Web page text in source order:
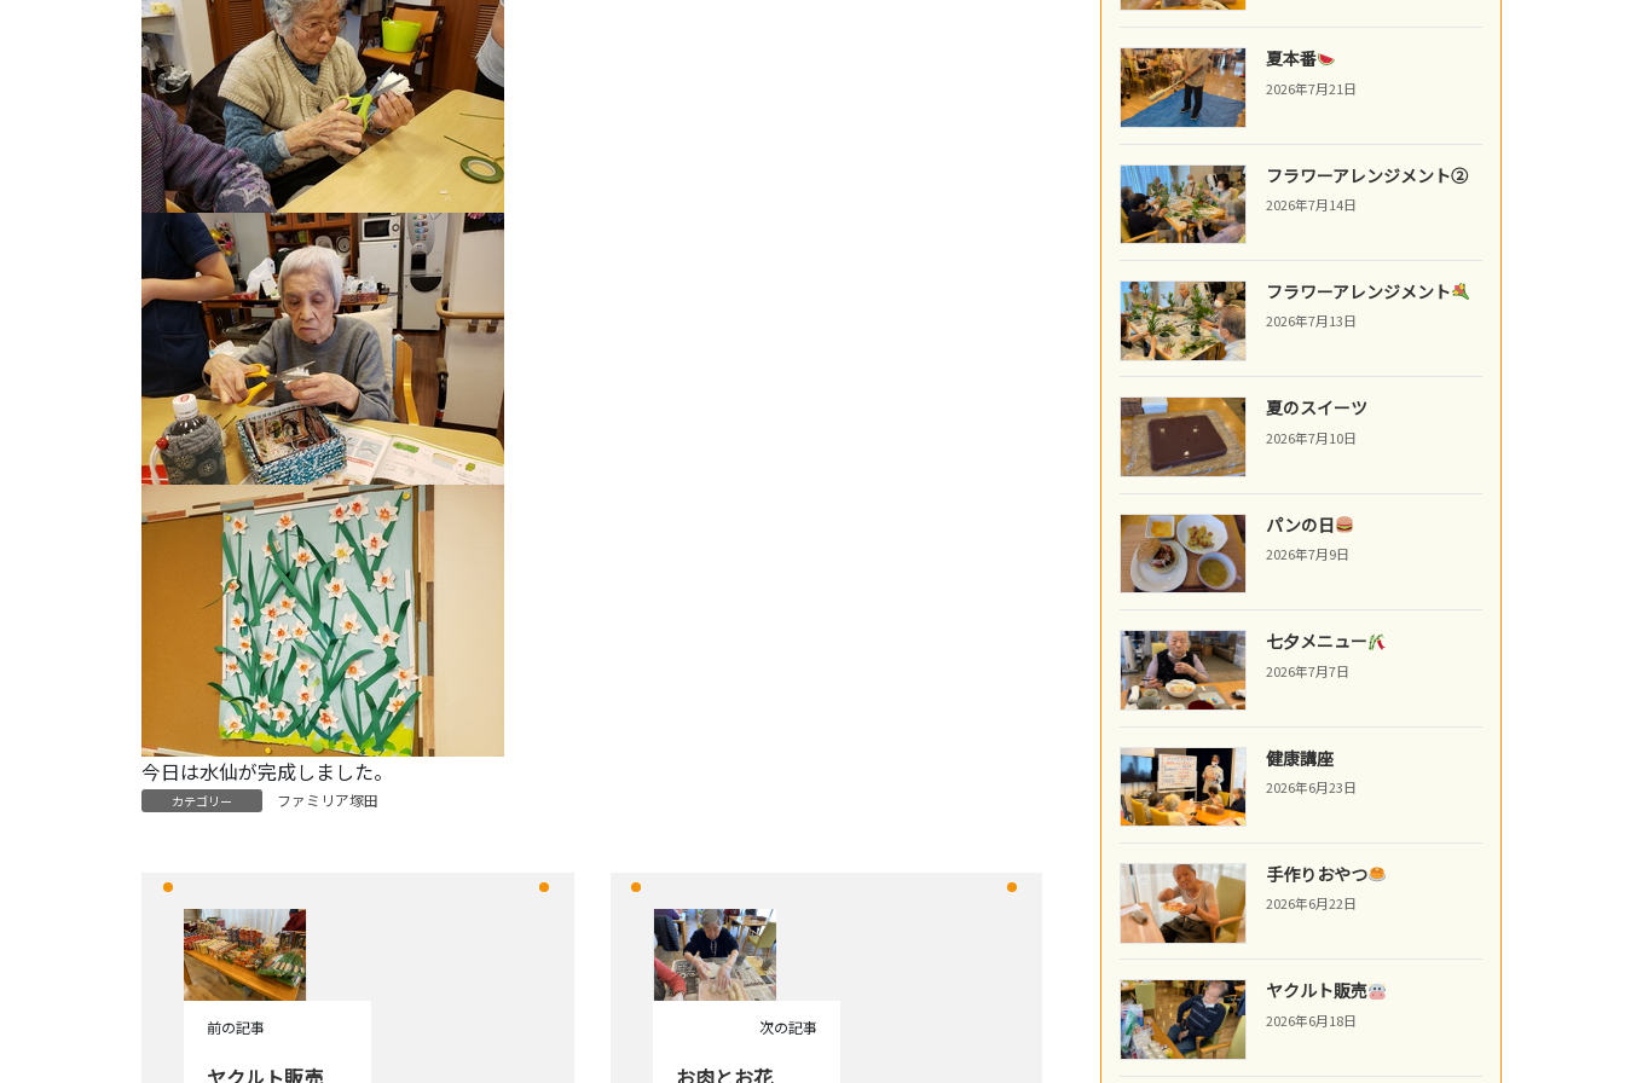
今日は水仙が完成しました。
カテゴリー ファミリア塚田
前の記事
ヤクルト販売
次の記事
お肉とお花
夏本番
2026年7月21日
フラワーアレンジメント②
2026年7月14日
フラワーアレンジメント
2026年7月13日
夏のスイーツ
2026年7月10日
パンの日
2026年7月9日
七夕メニュー
2026年7月7日
健康講座
2026年6月23日
手作りおやつ
2026年6月22日
ヤクルト販売
2026年6月18日